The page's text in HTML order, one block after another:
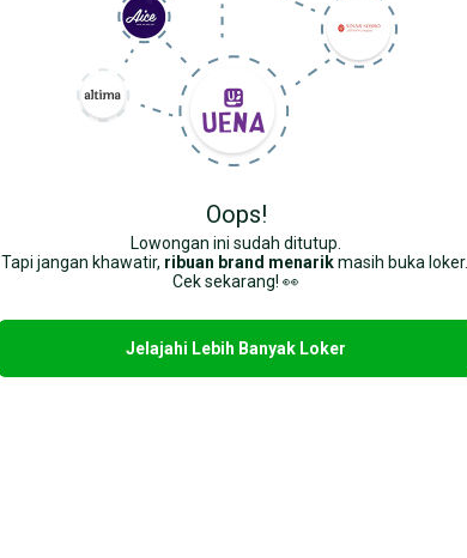
Oops!
Lowongan ini sudah ditutup.
Tapi jangan khawatir, ribuan brand menarik masih buka loker.
Cek sekarang! 👀
Jelajahi Lebih Banyak Loker